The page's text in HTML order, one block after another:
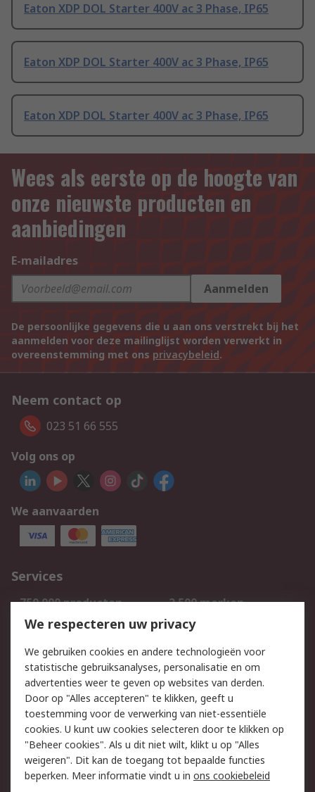
Eaton XDP DOL Starter 400V ac 3 Phase, IP65
Eaton XDP DOL Starter 400V ac 3 Phase, IP65
Eaton XDP DOL Starter 400V ac 3 Phase, IP65
Wees als eerste op de hoogte van
onze nieuwste producten en
aanbiedingen
E-mailadres
Aanmelden
De persoonlijke gegevens die u aan ons verstrekt bij het
aanmelden voor deze mailinglijst worden verwerkt in
overeenstemming met ons privacybeleid.
Neem contact op
023 51 66 555
Volg ons op
We aanvaarden
Services
750.000 producten
2.500 merken
Bestellen
Inkoopoplossingen
Track & Trace
Wettelijk
Cookiebeleid
Email veiligheid
Privacybeleid
Websitevoorwaarden
Algemene
verkoopvoorwaarden
We respecteren uw privacy
We gebruiken cookies en andere technologieën voor
statistische gebruiksanalyses, personalisatie en om
advertenties weer te geven op websites van derden.
Door op "Alles accepteren" te klikken, geeft u
toestemming voor de verwerking van niet-essentiële
cookies. U kunt uw cookies selecteren door te klikken op
"Beheer cookies". Als u dit niet wilt, klikt u op "Alles
weigeren". Dit kan de toegang tot bepaalde functies
beperken. Meer informatie vindt u in ons cookiebeleid